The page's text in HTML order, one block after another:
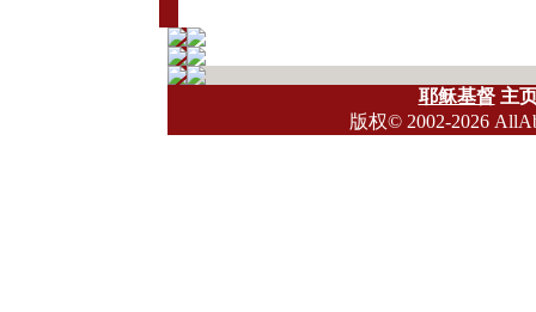
耶稣基督主
版权© 2002-2026